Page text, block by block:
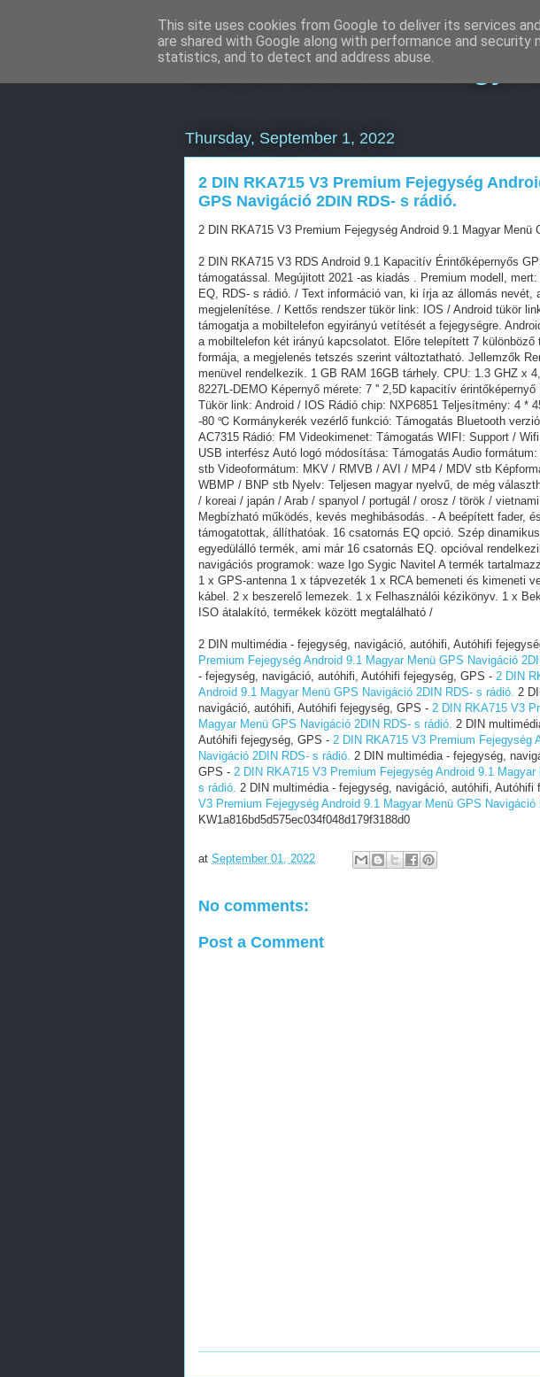
WordPress SEO
Thursday, September 1, 2022
2 DIN RKA715 V3 Premium Fejegység
GPS Navigáció 2DIN RDS- s rádió.
2 DIN RKA715 V3 Premium Fejegység Android 9.1 Magyar Menü
2 DIN RKA715 V3 RDS Android 9.1 Kapacitív Érintőképernyős
támogatással. Megújitott 2021 -as kiadás . Premium modell,
EQ, RDS- s rádió. / Text információ van, ki írja az állomás nevét,
megjelenítése. / Kettős rendszer tükör link: IOS / Android tükör
támogatja a mobiltelefon egyirányú vetítését a fejegységre.
a mobiltelefon két irányú kapcsolatot. Előre telepített 7
formája, a megjelenés tetszés szerint változtatható. Jellemzők
menüvel rendelkezik. 1 GB RAM 16GB tárhely. CPU: 1.3 GHZ x
8227L-DEMO Képernyő mérete: 7 '' 2,5D kapacitív
Tükör link: Android / IOS Rádió chip: NXP6851 Teljesítmény: 4 *
-80 ℃ Kormánykerék vezérlő funkció: Támogatás Bluetooth
AC7315 Rádió: FM Videokimenet: Támogatás WIFI: Support /
USB interfész Autó logó módosítása: Támogatás Audio
stb Videoformátum: MKV / RMVB / AVI / MP4 / MDV stb
WBMP / BNP stb Nyelv: Teljesen magyar nyelvű, de még
/ koreai / japán / Arab / spanyol / portugál / orosz / török /
Megbízható működés, kevés meghibásodás. - A beépített fader,
támogatottak, állíthatóak. 16 csatornás EQ opció. Szép
egyedülálló termék, ami már 16 csatornás EQ. opcióval
navigációs programok: waze Igo Sygic Navitel A termék
1 x GPS-antenna 1 x tápvezeték 1 x RCA bemeneti és kimeneti
kábel. 2 x beszerelő lemezek. 1 x Felhasználói kézikönyv. 1 x
ISO átalakító, termékek között megtalálható /
2 DIN multimédia - fejegység, navigáció, autóhifi, Autóhifi
Premium Fejegység Android 9.1 Magyar Menü GPS Navigáció
- fejegység, navigáció, autóhifi, Autóhifi fejegység, GPS - 2 DIN
Android 9.1 Magyar Menü GPS Navigáció 2DIN RDS- s rádió. 2
navigáció, autóhifi, Autóhifi fejegység, GPS - 2 DIN RKA715 V3
Magyar Menü GPS Navigáció 2DIN RDS- s rádió. 2 DIN
Autóhifi fejegység, GPS - 2 DIN RKA715 V3 Premium Fejegység
Navigáció 2DIN RDS- s rádió. 2 DIN multimédia - fejegység,
GPS - 2 DIN RKA715 V3 Premium Fejegység Android 9.1
s rádió. 2 DIN multimédia - fejegység, navigáció, autóhifi, Autóhifi
V3 Premium Fejegység Android 9.1 Magyar Menü GPS Navigáció
KW1a816bd5d575ec034f048d179f3188d0
at September 01, 2022
No comments:
Post a Comment
This site uses cookies from Google to deliver its services
are shared with Google along with performance and
statistics, and to detect and address abuse.